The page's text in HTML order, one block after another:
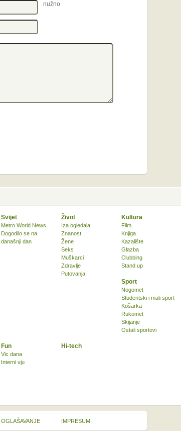
nužno
Svijet
Metro World News
Dogodilo se na
današnji dan
Život
Iza ogledala
Znanost
Žene
Seks
Muškarci
Zdravlje
Putovanja
Kultura
Film
Knjiga
Kazalište
Glazba
Clubbing
Stand up
Sport
Nogomet
Studentski i mali sport
Košarka
Rukomet
Skijanje
Ostali sportovi
Fun
Vic dana
Interni vju
Hi-tech
OGLAŠAVANJE IMPRESUM